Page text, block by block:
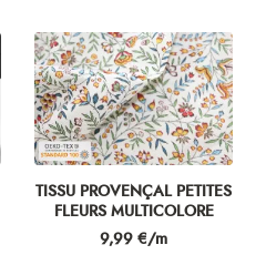
TISSU PROVENÇAL PETITES
FLEURS MULTICOLORE
Prix
9,99 €/m